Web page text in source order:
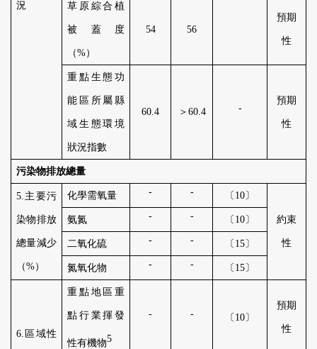
況 草原綜合植
被蓋度
（%）
54 56
預期
性
重點生態功
能區所屬縣
域生態環境
狀況指數
60 4 ＞ 60. 4 -
預期
性
污染物排放總量
5 主要污
染物排放
總量減少
（%）
化學需氧量 - - 〔 10 〕
約束
性
氨氮 - - 〔 10 〕
二氧化硫 - - 〔 15 〕
氮氧化物 - - 〔 15 〕
6 區域性
重點地區重
點行業揮發
性有機物5
- - 〔 10 〕
預期
性